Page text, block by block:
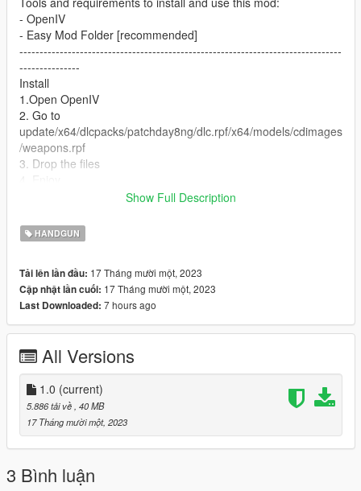
- OpenIV
- Easy Mod Folder [recommended]
--------------------------------------------------------------------------------
---------------
Install
1.Open OpenIV
2. Go to
update/x64/dlcpacks/patchday8ng/dlc.rpf/x64/models/cdimages
/weapons.rpf
3. Drop the files
--------------------------------------------------------------------------------
I make these mods for myself and decided to share them with
everyone. If you don't like them, simply don't use them.
---------------
Let me know what do you think about it in the comments.
Dont repost on any other sites.
Feel free to edit the files just make sure to give me the credits if
Show Full Description
HANDGUN
Tải lên lần đầu: 17 Tháng mười một, 2023
Cập nhật lần cuối: 17 Tháng mười một, 2023
Last Downloaded: 7 hours ago
All Versions
1.0 (current)
5.886 tải về , 40 MB
17 Tháng mười một, 2023
3 Bình luận